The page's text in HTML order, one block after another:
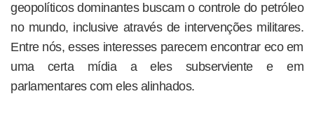
geopolíticos dominantes buscam o controle do petróleo
no mundo, inclusive através de intervenções militares.
Entre nós, esses interesses parecem encontrar eco em
uma certa mídia a eles subserviente e em
parlamentares com eles alinhados.